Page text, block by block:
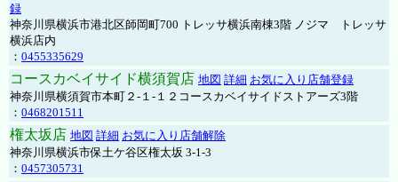
録
神奈川県横浜市港北区師岡町700 トレッサ横浜南棟3階 ノジマ トレッサ
横浜店内
： 0455335629
コースカベイサイド横須賀店 地図 詳細 お気に入り店舗登録
神奈川県横須賀市本町２-１-１２コースカベイサイドストアーズ3階
： 0468201511
権太坂店 地図 詳細 お気に入り店舗解除
神奈川県横浜市保土ケ谷区権太坂 3-1-3
： 0457305731